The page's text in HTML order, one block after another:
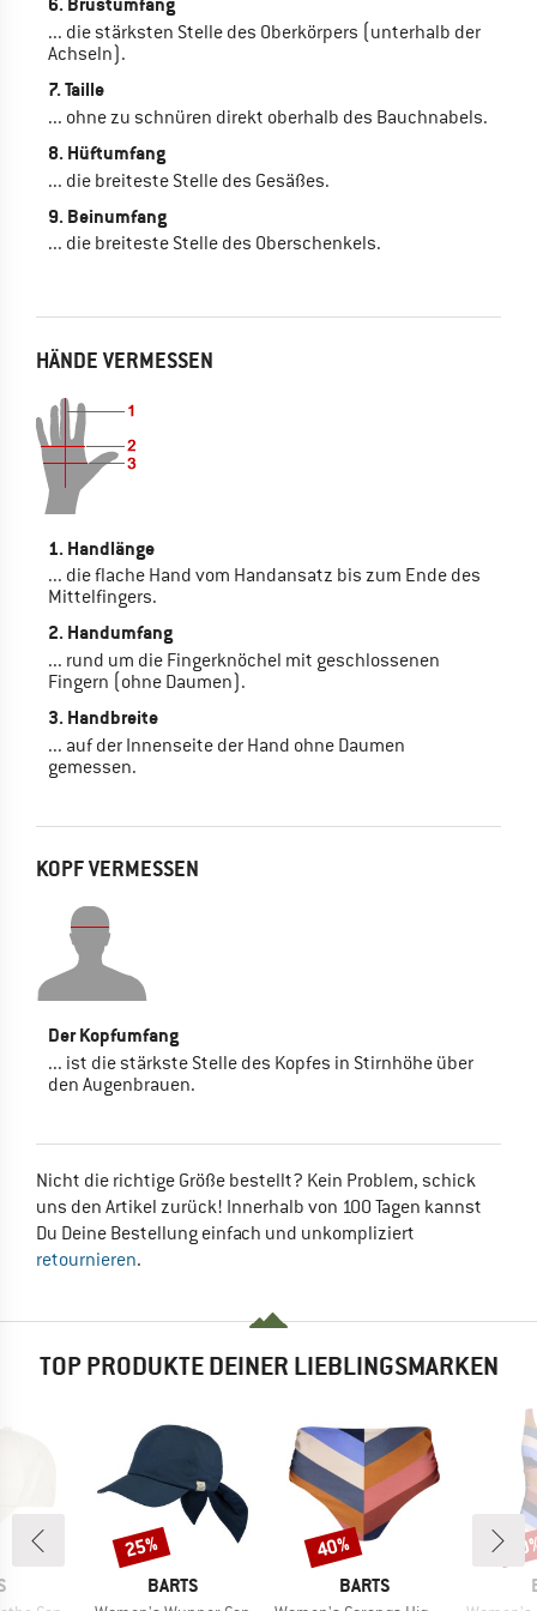
... die stärksten Stelle des Oberkörpers (unterhalb der
Achseln).
7. Taille
... ohne zu schnüren direkt oberhalb des Bauchnabels.
8. Hüftumfang
... die breiteste Stelle des Gesäßes.
9. Beinumfang
... die breiteste Stelle des Oberschenkels.
HÄNDE VERMESSEN
1. Handlänge
... die flache Hand vom Handansatz bis zum Ende des
Mittelfingers.
2. Handumfang
... rund um die Fingerknöchel mit geschlossenen
Fingern (ohne Daumen).
3. Handbreite
... auf der Innenseite der Hand ohne Daumen
gemessen.
KOPF VERMESSEN
Der Kopfumfang
... ist die stärkste Stelle des Kopfes in Stirnhöhe über
den Augenbrauen.
Nicht die richtige Größe bestellt? Kein Problem, schick
uns den Artikel zurück! Innerhalb von 100 Tagen kannst
Du Deine Bestellung einfach und unkompliziert
retournieren.
TOP PRODUKTE DEINER LIEBLINGSMARKEN
MARKE
BARTS
Rabatt
25%
MARKE
BARTS
Rabatt
40%